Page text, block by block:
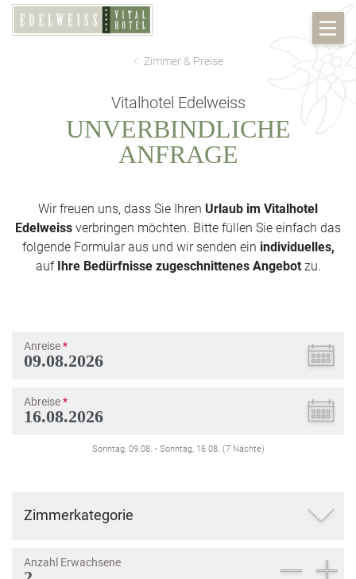
Zimmer & Preise
Vitalhotel Edelweiss
UNVERBINDLICHE
ANFRAGE
Wir freuen uns, dass Sie Ihren Urlaub im Vitalhotel
Edelweiss verbringen möchten. Bitte füllen Sie einfach das
folgende Formular aus und wir senden ein individuelles,
auf Ihre Bedürfnisse zugeschnittenes Angebotzu.
Anreise*
Abreise*
Sonntag, 09.08. - Sonntag, 16.08. (7 Nächte)
Zimmerkategorie
Anzahl Erwachsene